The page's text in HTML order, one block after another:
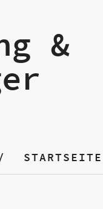
&
STARTSEITE